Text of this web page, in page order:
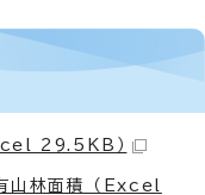
29.5KB）
林面積 （Excel